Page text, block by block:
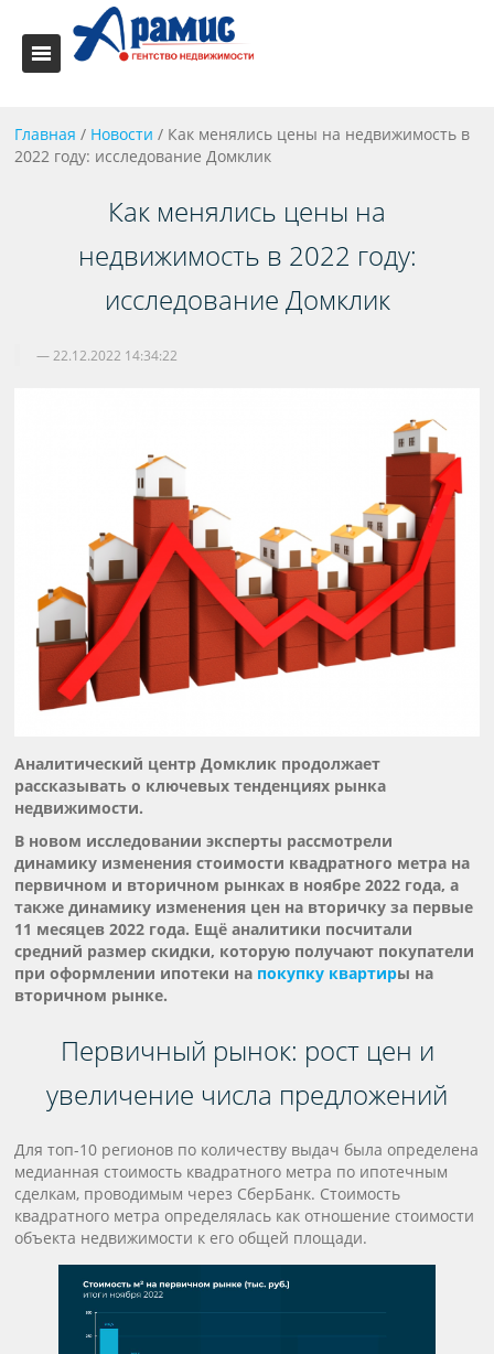
Главная / Новости / Как менялись цены на недвижимость в
2022 году: исследование Домклик
Как менялись цены на
недвижимость в 2022 году:
исследование Домклик
22.12.2022 14:34:22
Аналитический центр Домклик продолжает
рассказывать о ключевых тенденциях рынка
недвижимости.
В новом исследовании эксперты рассмотрели
динамику изменения стоимости квадратного метра на
первичном и вторичном рынках в ноябре 2022 года, а
также динамику изменения цен на вторичку за первые
11 месяцев 2022 года. Ещё аналитики посчитали
средний размер скидки, которую получают покупатели
при оформлении ипотеки на покупку квартиры на
вторичном рынке.
Первичный рынок: рост цен и
увеличение числа предложений
Для топ-10 регионов по количеству выдач была определена
медианная стоимость квадратного метра по ипотечным
сделкам, проводимым через СберБанк. Стоимость
квадратного метра определялась как отношение стоимости
объекта недвижимости к его общей площади.